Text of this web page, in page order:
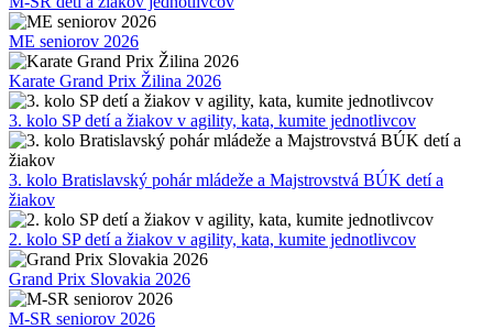
ME seniorov 2026
Karate Grand Prix Žilina 2026
3. kolo SP detí a žiakov v agility, kata, kumite jednotlivcov
3. kolo Bratislavský pohár mládeže a Majstrovstvá BÚK detí a
žiakov
2. kolo SP detí a žiakov v agility, kata, kumite jednotlivcov
Grand Prix Slovakia 2026
M-SR seniorov 2026